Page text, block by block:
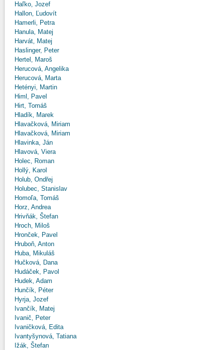
Haľko, Jozef
Hallon, Ľudovít
Hamerli, Petra
Hanula, Matej
Harvát, Matej
Haslinger, Peter
Hertel, Maroš
Herucová, Angelika
Herucová, Marta
Hetényi, Martin
Himl, Pavel
Hirt, Tomáš
Hladík, Marek
Hlavačková, Miriam
Hlavačková, Miriam
Hlavinka, Ján
Hlavová, Viera
Holec, Roman
Hollý, Karol
Holub, Ondřej
Holubec, Stanislav
Homoľa, Tomáš
Horz, Andrea
Hrivňák, Štefan
Hroch, Miloš
Hronček, Pavel
Hruboň, Anton
Huba, Mikuláš
Hučková, Dana
Hudáček, Pavol
Hudek, Adam
Hunčík, Péter
Hyrja, Jozef
Ivančík, Matej
Ivanič, Peter
Ivaničková, Edita
Ivantyšynová, Tatiana
Ižák, Štefan